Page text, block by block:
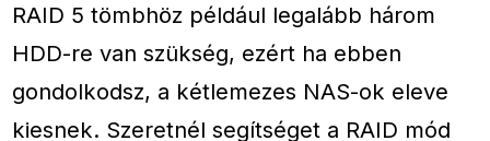
RAID 5 tömbhöz például legalább három
HDD-re van szükség, ezért ha ebben
gondolkodsz, a kétlemezes NAS-ok eleve
kiesnek. Szeretnél segítséget a RAID mód